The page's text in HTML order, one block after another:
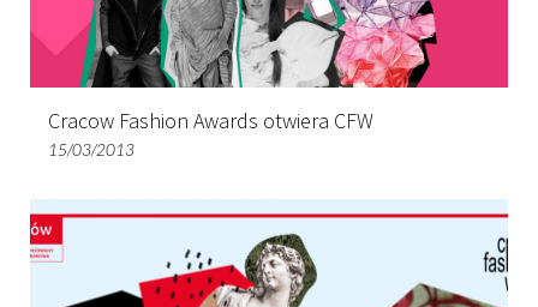
Cracow Fashion Awards otwiera CFW
15/03/2013